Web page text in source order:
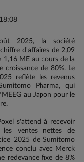
18:08
2025, la société
d'affaires de 2,09
1,16 ME au cours de la
croissance de 80%. Le
reflète les revenus
Pharma, qui
au Japon pour le
s'attend à recevoir
les ventes nettes de
2025 de Sumitomo
conclu avec Merck
redevance fixe de 8%